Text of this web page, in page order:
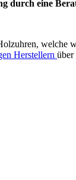
durch eine
welche
Herstellern über